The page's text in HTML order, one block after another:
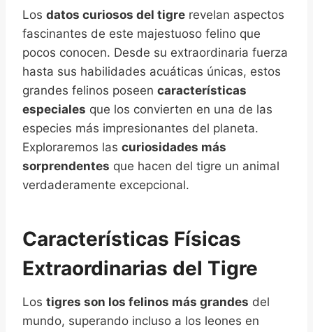
Los datos curiosos del tigre revelan aspectos
fascinantes de este majestuoso felino que
pocos conocen. Desde su extraordinaria fuerza
hasta sus habilidades acuáticas únicas, estos
grandes felinos poseen características
especiales que los convierten en una de las
especies más impresionantes del planeta.
Exploraremos las curiosidades más
sorprendentes que hacen del tigre un animal
verdaderamente excepcional.
Características Físicas
Extraordinarias del Tigre
Los tigres son los felinos más grandes del
mundo, superando incluso a los leones en